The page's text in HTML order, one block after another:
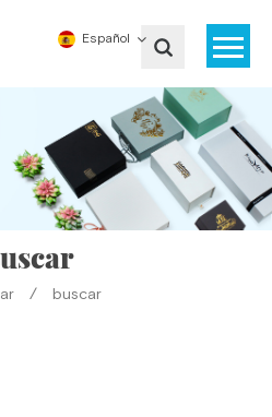
Español
/ buscar